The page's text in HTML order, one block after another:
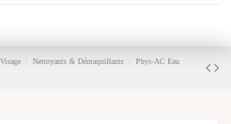
Visage Nettoyants & Démaquillants
Phys-AC Eau